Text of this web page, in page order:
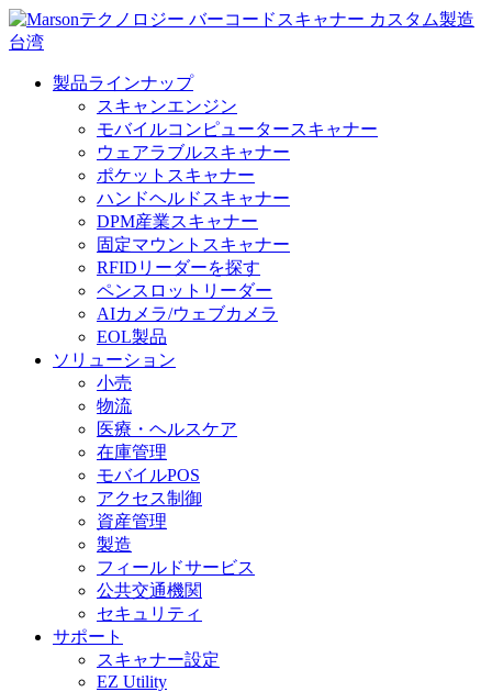
製品ラインナップ
スキャンエンジン
モバイルコンピュータースキャナー
ウェアラブルスキャナー
ポケットスキャナー
ハンドヘルドスキャナー
DPM産業スキャナー
固定マウントスキャナー
RFIDリーダーを探す
ペンスロットリーダー
AIカメラ/ウェブカメラ
EOL製品
ソリューション
小売
物流
医療・ヘルスケア
在庫管理
モバイルPOS
アクセス制御
資産管理
製造
フィールドサービス
公共交通機関
セキュリティ
サポート
スキャナー設定
EZ Utility